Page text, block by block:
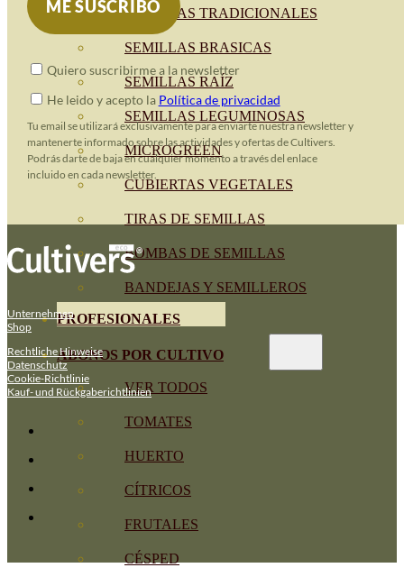
SEMILLAS TRADICIONALES
SEMILLAS BRASICAS
SEMILLAS RAÍZ
SEMILLAS LEGUMINOSAS
MICROGREEN
CUBIERTAS VEGETALES
TIRAS DE SEMILLAS
BOMBAS DE SEMILLAS
BANDEJAS Y SEMILLEROS
PROFESIONALES
ABONOS POR CULTIVO
VER TODOS
TOMATES
HUERTO
CÍTRICOS
FRUTALES
CÉSPED
Quiero suscribirme a la newsletter
He leido y acepto la Política de privacidad
Tu email se utilizará exclusivamente para enviarte nuestra newsletter y
mantenerte informado sobre las actividades y ofertas de Cultivers.
Podrás darte de baja en cualquier momento a través del enlace
incluido en cada newsletter.
Unternehmen
Shop
Rechtliche Hinweise
Datenschutz
Cookie-Richtlinie
Kauf- und Rückgaberichtlinien